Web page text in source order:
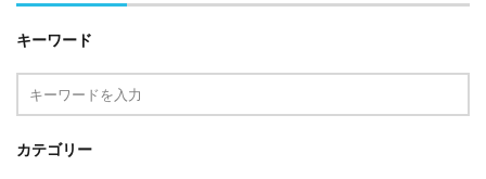
キーワード
カテゴリー